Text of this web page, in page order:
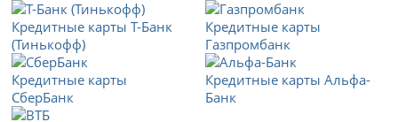
Кредитные карты Т-Банк
(Тинькофф)
Кредитные карты
СберБанк
Кредитные карты
Газпромбанк
Кредитные карты Альфа-
Банк